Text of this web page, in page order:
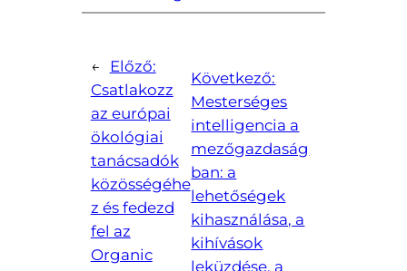
←
Előző:
Csatlakozz
az európai
ökológiai
tanácsadók
közösségéhe
z és fedezd
fel az
Organic
Következő:
Mesterséges
intelligencia a
mezőgazdaság
ban: a
lehetőségek
kihasználása, a
kihívások
leküzdése, a